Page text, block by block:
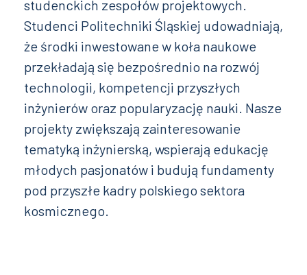
studenckich zespołów projektowych.
Studenci Politechniki Śląskiej udowadniają,
że środki inwestowane w koła naukowe
przekładają się bezpośrednio na rozwój
technologii, kompetencji przyszłych
inżynierów oraz popularyzację nauki. Nasze
projekty zwiększają zainteresowanie
tematyką inżynierską, wspierają edukację
młodych pasjonatów i budują fundamenty
pod przyszłe kadry polskiego sektora
kosmicznego.